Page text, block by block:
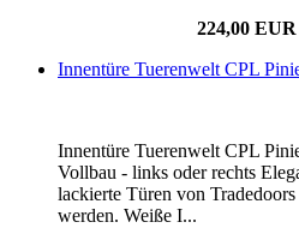
224,00 EUR
Innentüre Tuerenwelt CPL
Innentüre Tuerenwelt CPL
Vollbau - links oder rechts
lackierte Türen von
werden. Weiße I...